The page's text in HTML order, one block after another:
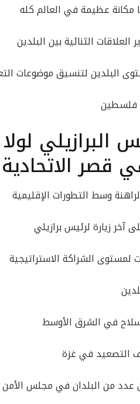
مكانة عظيمة في العالم كله
الثنائية بين البلدين
البلدين لتنسيق موضوعات
فلسطين
الاتحادية
وسط التطورات الإقليمية
الشراكة الاستراتيجية
في الشرق الأوسط
التصعيد في غزة
من البلدان في مجلس الأمن